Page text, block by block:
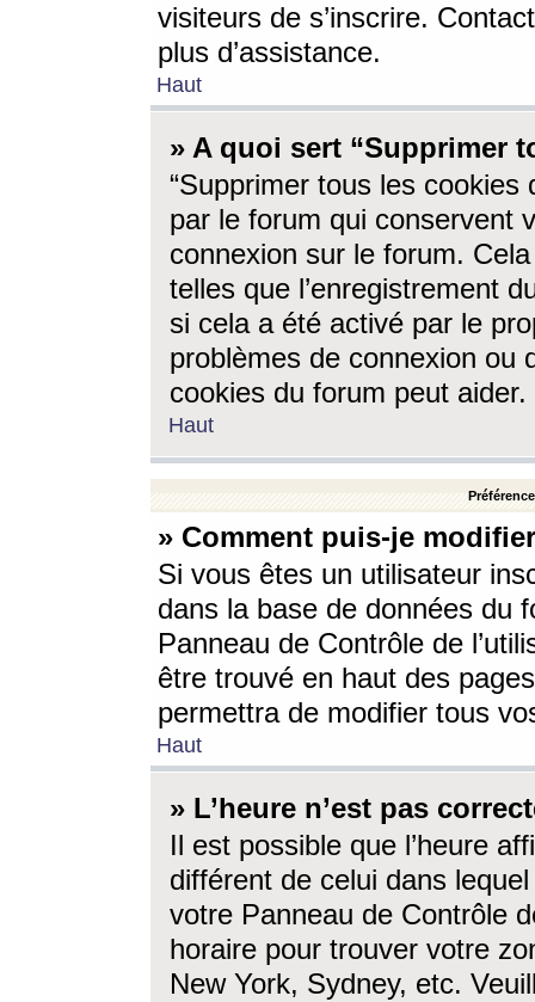
visiteurs de s’inscrire.
plus d’assistance.
Haut
» A quoi sert “Supprimer
“Supprimer tous les cookies
par le forum qui conservent
connexion sur le forum.
telles que l’enregistrement
si cela a été activé par le
problèmes de connexion ou
cookies du forum peut aider.
Haut
» Comment puis-je
Si vous êtes un utilisateur
dans la base de données du
Panneau de Contrôle de
être trouvé en haut des
permettra de modifier tous
Haut
» L’heure n’est pas
Il est possible que l’heure
différent de celui dans
votre Panneau de Contrôle
horaire pour trouver votre
New York, Sydney, etc.